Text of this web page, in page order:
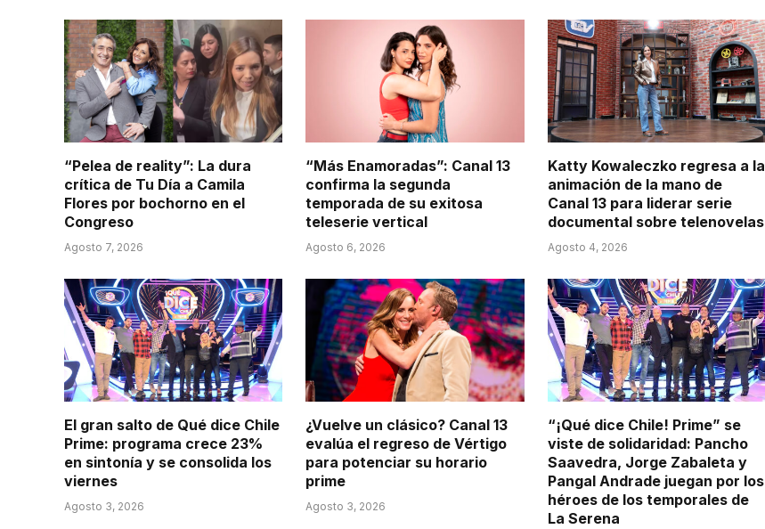
“Pelea de reality”: La dura
crítica de Tu Día a Camila
Flores por bochorno en el
Congreso
Agosto 7, 2026
“Más Enamoradas”: Canal 13
confirma la segunda
temporada de su exitosa
teleserie vertical
Agosto 6, 2026
Katty Kowaleczko regresa a la
animación de la mano de
Canal 13 para liderar serie
documental sobre telenovelas
Agosto 4, 2026
El gran salto de Qué dice Chile
Prime: programa crece 23%
en sintonía y se consolida los
viernes
Agosto 3, 2026
¿Vuelve un clásico? Canal 13
evalúa el regreso de Vértigo
para potenciar su horario
prime
Agosto 3, 2026
“¡Qué dice Chile! Prime” se
viste de solidaridad: Pancho
Saavedra, Jorge Zabaleta y
Pangal Andrade juegan por los
héroes de los temporales de
La Serena